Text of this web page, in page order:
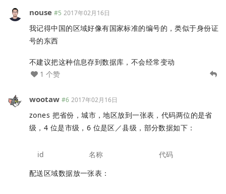
nouse #5 2017年02月16日
我记得中国的区域好像有国家标准的编号的，类似于身份证
号的东西
不建议把这种信息存到数据库，不会经常变动
1 个赞
wootaw #6 2017年02月16日
zones 把省份，城市，地区放到一张表，代码两位的是省
级，4 位是市级，6 位是区／县级，部分数据如下：
id 名称
代码
配送区域数据放一张表：